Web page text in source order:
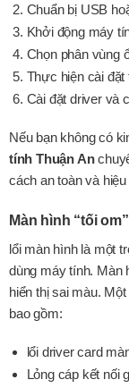
Chuẩn bị USB
Khởi động máy
Chọn phân vùng
Thực hiện cài
Cài đặt driver và
Nếu bạn không có
tính Thuận An
cách an toàn và hiệu
Màn hình “tối
lổi màn hình là một
dùng máy tính. Màn
hiển thị sai màu.
bao gồm:
lổi driver card
Lỏng cáp kết nối